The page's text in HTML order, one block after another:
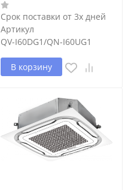
Срок поставки от 3х дней
Артикул
QV-I60DG1/QN-I60UG1
В корзину